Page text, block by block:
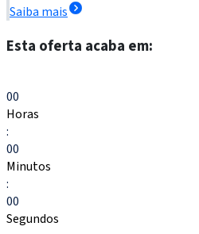
Saiba mais
Esta oferta acaba em:
00
Horas
:
00
Minutos
:
00
Segundos